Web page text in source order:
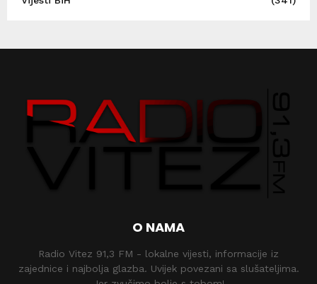
O NAMA
Radio Vitez 91,3 FM - lokalne vijesti, informacije iz
zajednice i najbolja glazba. Uvijek povezani sa slušateljima.